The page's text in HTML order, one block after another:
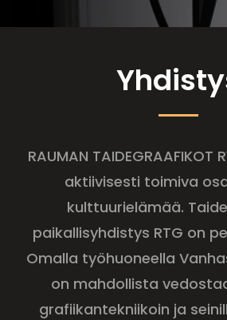
RAUMAN TAIDEGRAAFIKOT
aktiivisesti toimiva
kulttuurielämää.
paikallisyhdistys RTG on
Omalla työhuoneella
on mahdollista
grafiikantekniikoin ja